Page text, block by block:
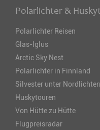
Polarlichter &
Polarlichter Reisen
Glas-Iglus
Arctic Sky Nest
Polarlichter in Finnland
Silvester unter
Huskytouren
Von Hütte zu Hütte
Flugpreisradar